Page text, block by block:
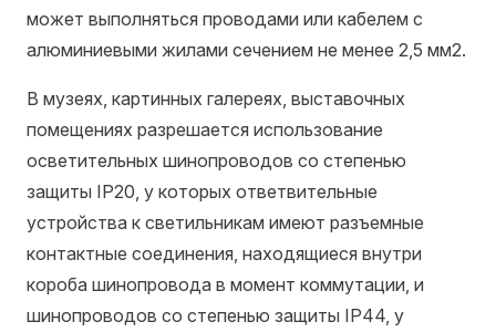
может выполняться проводами или кабелем с
алюминиевыми жилами сечением не менее 2,5 мм2.
В музеях, картинных галереях, выставочных
помещениях разрешается использование
осветительных шинопроводов со степенью
защиты IР20, у которых ответвительные
устройства к светильникам имеют разъемные
контактные соединения, находящиеся внутри
короба шинопровода в момент коммутации, и
шинопроводов со степенью защиты IР44, у